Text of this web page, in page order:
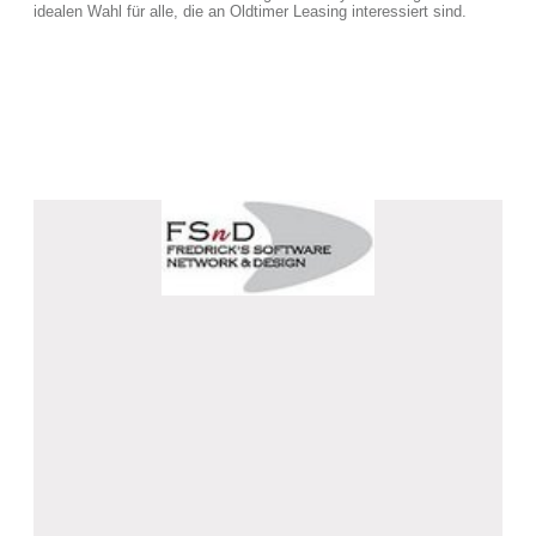
idealen Wahl für alle, die an Oldtimer Leasing interessiert sind.